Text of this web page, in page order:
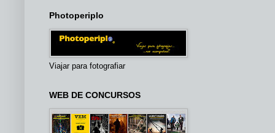
Photoperiplo
Viajar para fotografiar
WEB DE CONCURSOS